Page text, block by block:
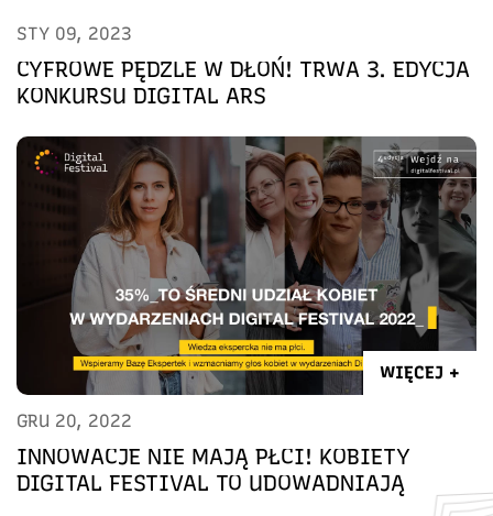
STY 09, 2023
CYFROWE PĘDZLE W DŁOŃ! TRWA 3. EDYCJA
KONKURSU DIGITAL ARS
WIĘCEJ +
GRU 20, 2022
INNOWACJE NIE MAJĄ PŁCI! KOBIETY
DIGITAL FESTIVAL TO UDOWADNIAJĄ